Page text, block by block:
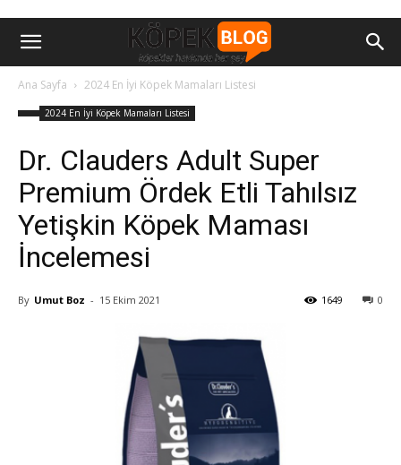
Ana Sayfa 2024 En İyi Köpek Mamaları Listesi
2024 En İyi Köpek Mamaları Listesi
Dr. Clauders Adult Super
Premium Ördek Etli Tahılsız
Yetişkin Köpek Maması
İncelemesi
By Umut Boz - 15 Ekim 2021 0
1649